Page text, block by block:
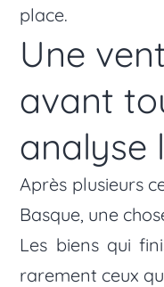
place.
Une
avant
analyse
Après plusieurs
Basque, une
Les biens qui
rarement ceux